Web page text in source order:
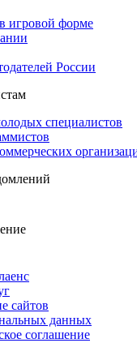
игровой форме
России
специалистов
сайтов
данных
соглашение